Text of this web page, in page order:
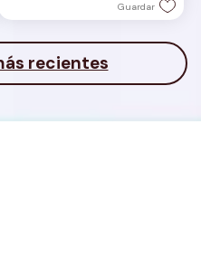
Guardar
recientes